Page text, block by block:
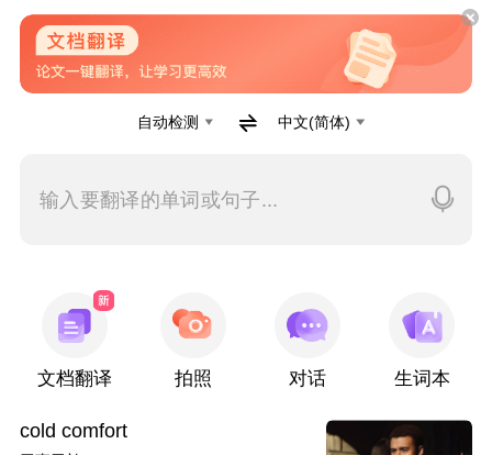
自动检测 中文(简体)
输入要翻译的单词或句子...
文档翻译 拍照 对话 生词本
cold comfort